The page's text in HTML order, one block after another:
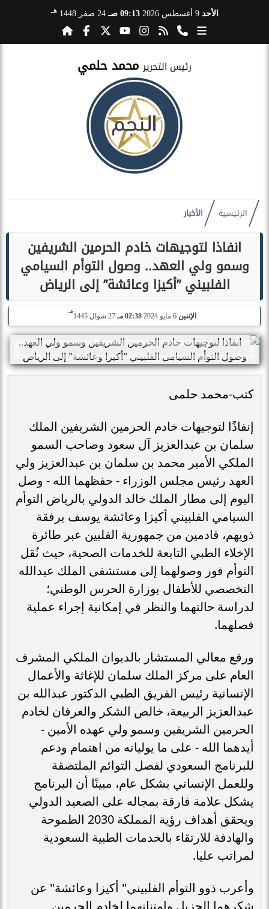
الأحد 9 أغسطس 2026 09:13 صـ 24 صفر 1448 هـ
رئيس التحرير محمد حلمي
الرئيسية الأخبار
انفاذا لتوجيهات خادم الحرمين الشريفين
وسمو ولي العهد.. وصول التوأم السيامي
الفلبيني ”أكيزا وعائشة” إلى الرياض
الإثنين 6 مايو 2024 02:38 مـ 27 شوال 1445
هـ
كتب-محمد حلمى
إنفاذًا لتوجيهات خادم الحرمين الشريفين الملك
سلمان بن عبدالعزيز آل سعود وصاحب السمو
الملكي الأمير محمد بن سلمان بن عبدالعزيز ولي
العهد رئيس مجلس الوزراء - حفظهما الله - وصل
اليوم إلى مطار الملك خالد الدولي بالرياض التوأم
السيامي الفلبيني أكيزا وعائشة يوسف برفقة
ذويهم، قادمين من جمهورية الفلبين عبر طائرة
الإخلاء الطبي التابعة للخدمات الصحية، حيث نُقل
التوأم فور وصولهما إلى مستشفى الملك عبدالله
التخصصي للأطفال بوزارة الحرس الوطني؛
لدراسة حالتهما والنظر في إمكانية إجراء عملية
فصلهما.
ورفع معالي المستشار بالديوان الملكي المشرف
العام على مركز الملك سلمان للإغاثة والأعمال
الإنسانية رئيس الفريق الطبي الدكتور عبدالله بن
عبدالعزيز الربيعة، خالص الشكر والعرفان لخادم
الحرمين الشريفين وسمو ولي عهده الأمين -
أيدهما الله - على ما يوليانه من اهتمام ودعم
للبرنامج السعودي لفصل التوائم الملتصقة
وللعمل الإنساني بشكل عام، مبينًا أن البرنامج
يشكل علامة فارقة بمجاله على الصعيد الدولي
ويحقق أهداف رؤية المملكة 2030 الطموحة
والهادفة للارتقاء بالخدمات الطبية السعودية
لمراتب عليا.
وأعرب ذوو التوأم الفلبيني" أكيزا وعائشة" عن